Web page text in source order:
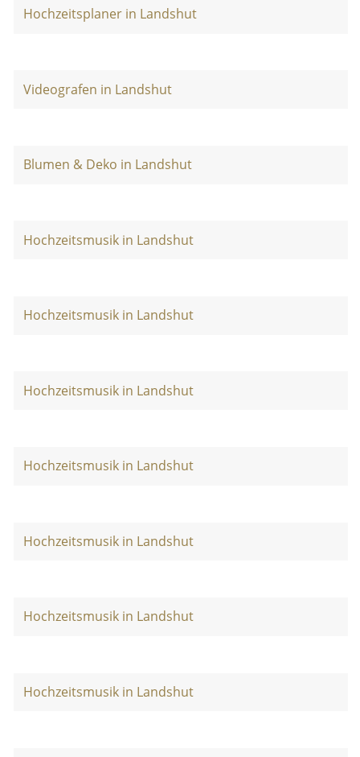
Hochzeitsplaner in Landshut
Videografen in Landshut
Blumen & Deko in Landshut
Hochzeitsmusik in Landshut
Hochzeitsmusik in Landshut
Hochzeitsmusik in Landshut
Hochzeitsmusik in Landshut
Hochzeitsmusik in Landshut
Hochzeitsmusik in Landshut
Hochzeitsmusik in Landshut